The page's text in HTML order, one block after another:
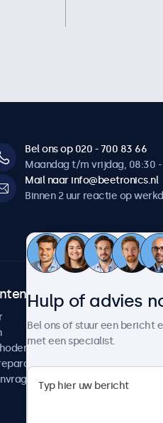
Bel ons op 020 - 700 83 66
Maandag t/m vrijdag, 08:30 -
Mail naar info@beetronics.nl
Binnen 2 uur reactie op
Nieuws
Werken
Hulp of advies
Bel ons of stuur een bericht
met een specialist.